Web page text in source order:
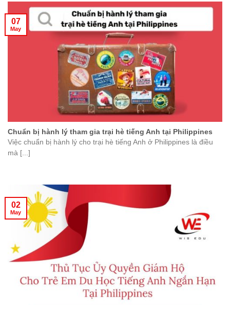
Chuẩn bị hành lý tham gia trại hè tiếng Anh tại Philippines
Việc chuẩn bị hành lý cho trại hè tiếng Anh ở Philippines là điều
mà [...]
07
May
02
May